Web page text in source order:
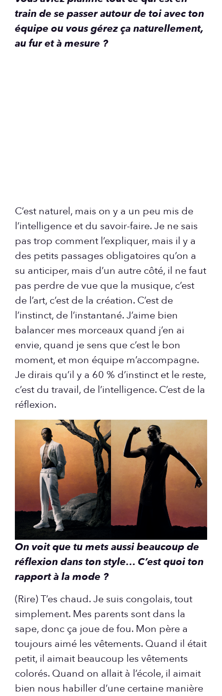
train de se passer autour de toi avec ton
équipe ou vous gérez ça naturellement,
au fur et à mesure ?
C’est naturel, mais on y a un peu mis de
l’intelligence et du savoir-faire. Je ne sais
pas trop comment l’expliquer, mais il y a
des petits passages obligatoires qu’on a
su anticiper, mais d’un autre côté, il ne faut
pas perdre de vue que la musique, c’est
de l’art, c’est de la création. C’est de
l’instinct, de l’instantané. J’aime bien
balancer mes morceaux quand j’en ai
envie, quand je sens que c’est le bon
moment, et mon équipe m’accompagne.
Je dirais qu’il y a 60 % d’instinct et le reste,
c’est du travail, de l’intelligence. C’est de la
réflexion.
On voit que tu mets aussi beaucoup de
réflexion dans ton style… C’est quoi ton
rapport à la mode ?
(Rire) T’es chaud. Je suis congolais, tout
simplement. Mes parents sont dans la
sape, donc ça joue de fou. Mon père a
toujours aimé les vêtements. Quand il était
petit, il aimait beaucoup les vêtements
colorés. Quand on allait à l’école, il aimait
bien nous habiller d’une certaine manière